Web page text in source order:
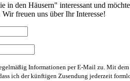
in den Häusern" interessant und
freuen uns über Ihr Interesse!
Informationen per E-Mail zu. Mit
ich der künftigen Zusendung jederzeit